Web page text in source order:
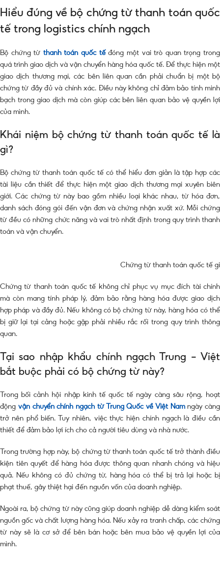
Hiểu đúng về bộ chứng từ thanh toán quốc
tế trong logistics chính ngạch
Bộ chứng từ thanh toán quốc tếđóng một vai trò quan trọng trong
quá trình giao dịch và vận chuyển hàng hóa quốc tế. Để thực hiện một
giao dịch thương mại, các bên liên quan cần phải chuẩn bị một bộ
chứng từ đầy đủ và chính xác. Điều này không chỉ đảm bảo tính minh
bạch trong giao dịch mà còn giúp các bên liên quan bảo vệ quyền lợi
của mình.
Khái niệm bộ chứng từ thanh toán quốc tế là
gì?
Bộ chứng từ thanh toán quốc tế có thể hiểu đơn giản là tập hợp các
tài liệu cần thiết để thực hiện một giao dịch thương mại xuyên biên
giới. Các chứng từ này bao gồm nhiều loại khác nhau, từ hóa đơn,
danh sách đóng gói đến vận đơn và chứng nhận xuất xứ. Mỗi chứng
từ đều có những chức năng và vai trò nhất định trong quy trình thanh
toán và vận chuyển.
Chứng từ thanh toán quốc tế
Chứng từ thanh toán quốc tế không chỉ phục vụ mục đích tài chính
mà còn mang tính pháp lý, đảm bảo rằng hàng hóa được giao dịch
hợp pháp và đầy đủ. Nếu không có bộ chứng từ này, hàng hóa có thể
bị giữ lại tại cảng hoặc gặp phải nhiều rắc rối trong quy trình thông
quan.
Tại sao nhập khẩu chính ngạch Trung – Việt
bắt buộc phải có bộ chứng từ này?
Trong bối cảnh hội nhập kinh tế quốc tế ngày càng sâu rộng, hoạt
động vận chuyển chính ngạch từ Trung Quốc về Việt Namngày càng
trở nên phổ biến. Tuy nhiên, việc thực hiện chính ngạch là điều cần
thiết để đảm bảo lợi ích cho cả người tiêu dùng và nhà nước.
Trong trường hợp này, bộ chứng từ thanh toán quốc tế trở thành điều
kiện tiên quyết để hàng hóa được thông quan nhanh chóng và hiệu
quả. Nếu không có đủ chứng từ, hàng hóa có thể bị trả lại hoặc bị
phạt thuế, gây thiệt hại đến nguồn vốn của doanh nghiệp.
Ngoài ra, bộ chứng từ này cũng giúp doanh nghiệp dễ dàng kiểm soát
nguồn gốc và chất lượng hàng hóa. Nếu xảy ra tranh chấp, các chứng
từ này sẽ là cơ sở để bên bán hoặc bên mua bảo vệ quyền lợi của
mình.